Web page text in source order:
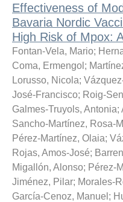
Effectiveness of
Bavaria Nordic
High Risk of Mpox:
Fontan-Vela, Mario;
Coma, Ermengol ;
Lorusso, Nicola;
José-Francisco; Roig-
Galmes-Truyols, Antonia;
Sancho-Martínez, Rosa-
Pérez-Martínez, Olaia;
Rojas, Amos-José;
Migallón, Alonso; Pérez-
Jiménez, Pilar; Morales-
García-Cenoz, Manuel ;